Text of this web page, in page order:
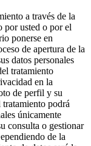
a través de la
por usted o por el
ponerse en
de apertura de la
datos personales
tratamiento
en la
de perfil y su
podrá
únicamente
consulta o gestionar
de la